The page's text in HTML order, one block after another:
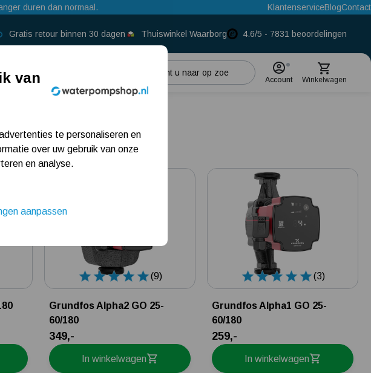
duren dan normaal. KlantenserviceBlogContact
Gratis retour binnen 30 dagen Thuiswinkel Waarborg 4.6/5 - 7831 beoordelingen
Beregeningspomp
Meest gelezen blogs
Tuin besproeien? Lees hier welke tuinpomp u nodig heeft
Installatie van een beregenings- / hydrofoorpomp
Account Winkelwagen
(9)
Grundfos Alpha2 GO 25-
60/180
349,-
In winkelwagen
(3)
5
Grundfos Alpha1 GO 25-
60/180
259,-
In winkelwagen
van
te personaliseren en
over uw gebruik van onze
en analyse.
aanpassen